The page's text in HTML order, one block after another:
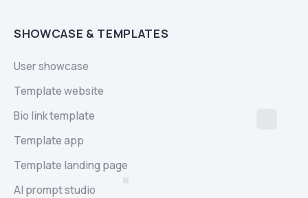
SHOWCASE & TEMPLATES
User showcase
Template website
Bio link template
Template app
Template landing page
AI prompt studio